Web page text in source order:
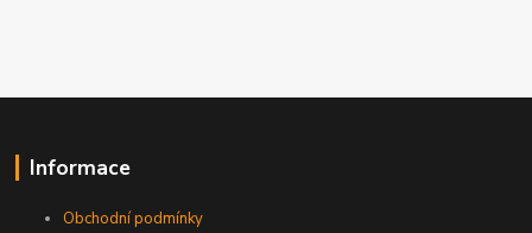
Informace
Obchodní podmínky